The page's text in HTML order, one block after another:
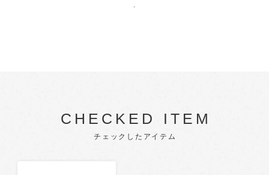
.
CHECKED ITEM
チェックしたアイテム